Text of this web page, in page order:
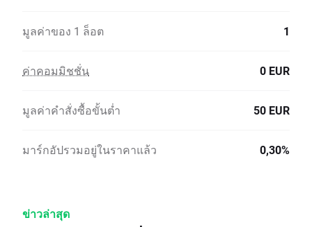
มูลค่าของ 1 ล็อต 1
ค่าคอมมิชชั่น 0 EUR
มูลค่าคำสั่งซื้อขั้นต่ำ 50 EUR
มาร์กอัปรวมอยู่ในราคาแล้ว 0,30%
ข่าวล่าสุด